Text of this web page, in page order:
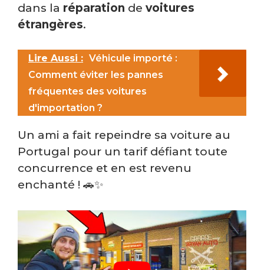
dans la réparation de voitures
étrangères.
Lire Aussi : Véhicule importé :
Comment éviter les pannes
fréquentes des voitures
d'importation ?
Un ami a fait repeindre sa voiture au
Portugal pour un tarif défiant toute
concurrence et en est revenu
enchanté ! 🚗✨